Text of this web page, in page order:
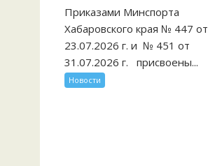
Приказами Минспорта
Хабаровского края № 447 от
23.07.2026 г. и № 451 от
31.07.2026 г. присвоены...
Новости